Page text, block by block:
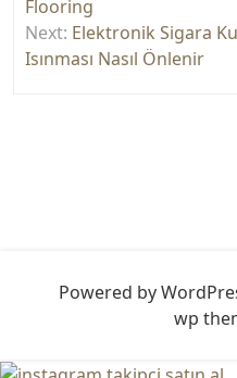
Flooring
Next: Elektronik Sigara
Isınması Nasıl Önlenir
Powered by
wp